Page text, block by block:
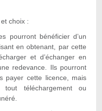
choix :
pourront bénéficier d’un
en obtenant, par cette
et d’échanger en
redevance. Ils pourront
payer cette licence, mais
téléchargement ou